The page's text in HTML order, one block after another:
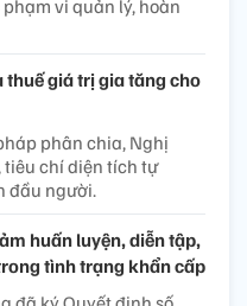
vi quản lý, hoàn
thuế giá trị gia tăng cho
phân chia, Nghị
chí diện tích tự
đầu người.
huấn luyện, diễn tập,
tình trạng khẩn cấp